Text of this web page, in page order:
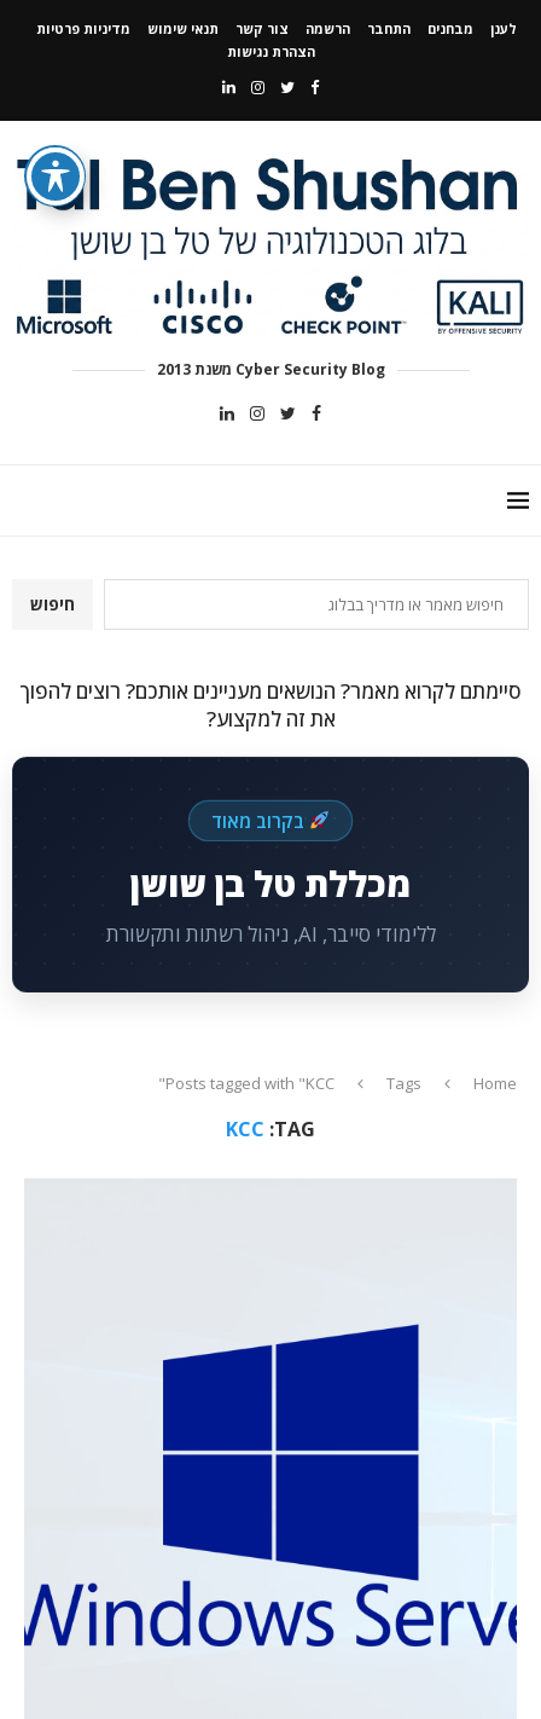
לענן מבחנים התחבר הרשמה צור קשר תנאי שימוש
מדיניות פרטיות
הצהרת נגישות
Cyber Security Blog משנת 2013
חיפוש
סיימתם לקרוא מאמר? הנושאים מעניינים אותכם? רוצים להפוך
את זה למקצוע?
בקרוב מאוד
מכללת טל בן שושן
ללימודי סייבר, AI, ניהול רשתות ותקשורת
Home
Tags
Posts tagged with "KCC"
TAG:
KCC